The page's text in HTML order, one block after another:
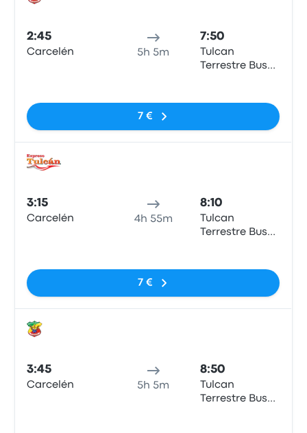
2:45
Carcelén 5h 5m
7:50
Tulcan
Terrestre Bus
7 €
3:15
Carcelén 4h 55m
8:10
Tulcan
Terrestre Bus
7 €
3:45
Carcelén 5h 5m
8:50
Tulcan
Terrestre Bus